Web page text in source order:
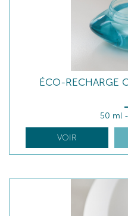
ÉCO-RECHARGE
50 ml -
VOIR